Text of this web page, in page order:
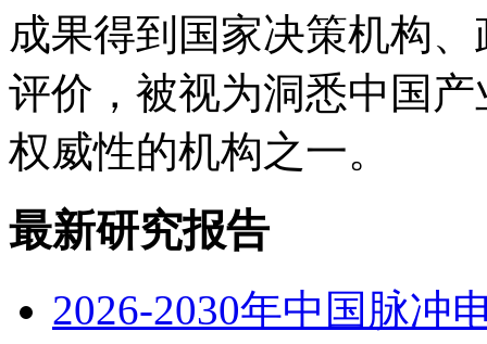
成果得到国家决策机构
评价，被视为洞悉中国
权威性的机构之一。
最新研究报告
2026-2030年中国脉冲